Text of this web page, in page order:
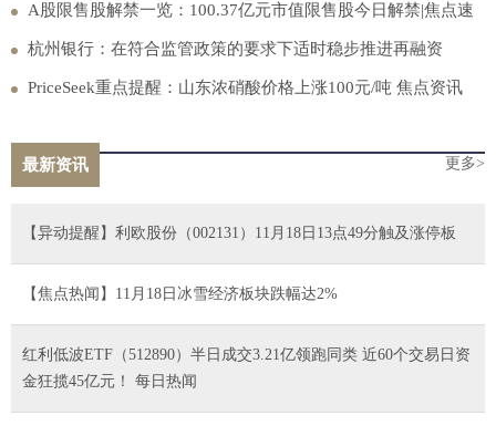
A股限售股解禁一览：100.37亿元市值限售股今日解禁|焦点速
讯
杭州银行：在符合监管政策的要求下适时稳步推进再融资
PriceSeek重点提醒：山东浓硝酸价格上涨100元/吨 焦点资讯
最新资讯 更多>
【异动提醒】利欧股份（002131）11月18日13点49分触及涨停板
【焦点热闻】11月18日冰雪经济板块跌幅达2%
红利低波ETF（512890）半日成交3.21亿领跑同类 近60个交易日资
金狂揽45亿元！ 每日热闻